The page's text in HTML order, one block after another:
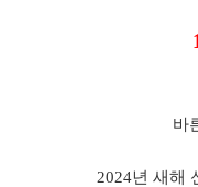
바
2024년 새해